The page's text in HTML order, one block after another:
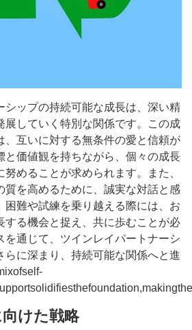
シップの持続可能な成長は、深い精
展していく特別な関係です。この成
、互いに対する無条件の愛と信頼が
と価値観を持ちながら、個々の成長
めることが求められます。また、
質を高めるために、誠実な対話と感
困難や試練を乗り越える際には、お
する機会と捉え、共に歩むことが必
を通じて、ツインレイパートナーシ
らに深まり、持続可能な関係へと進
けた戦略